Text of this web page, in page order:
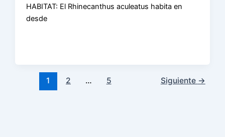
HABITAT: El Rhinecanthus aculeatus habita en
desde
1 2 … 5 Siguiente →